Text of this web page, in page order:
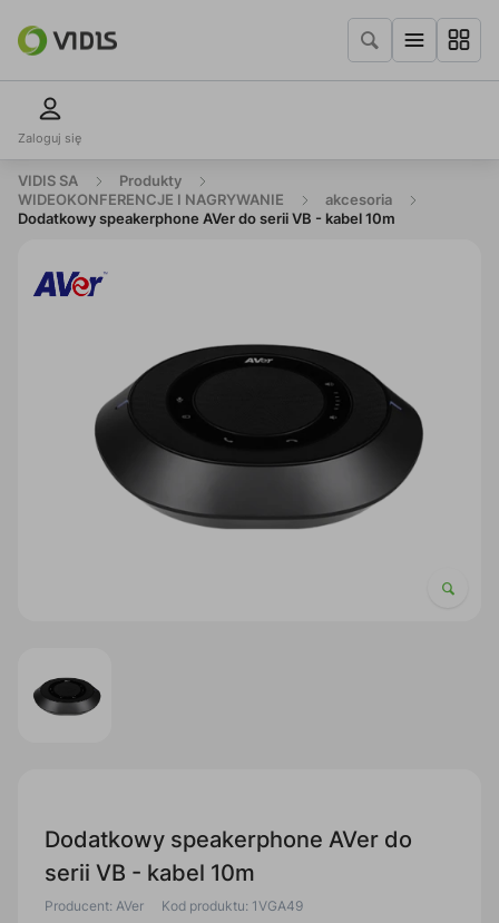
Zaloguj się
VIDIS SA
Produkty
WIDEOKONFERENCJE I NAGRYWANIE
akcesoria
Dodatkowy speakerphone AVer do serii VB - kabel 10m
Dodatkowy speakerphone AVer do
serii VB - kabel 10m
Producent: AVer Kod produktu: 1VGA49